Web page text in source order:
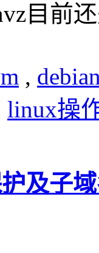
目前还
,
linux操
及子